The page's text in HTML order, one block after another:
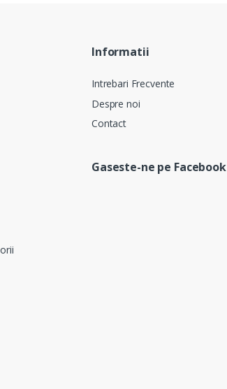
Informatii
Intrebari Frecvente
Despre noi
Contact
Gaseste-ne pe Facebook